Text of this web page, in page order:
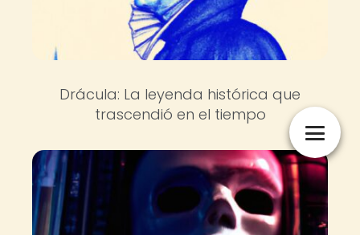
Drácula: La leyenda histórica que
trascendió en el tiempo